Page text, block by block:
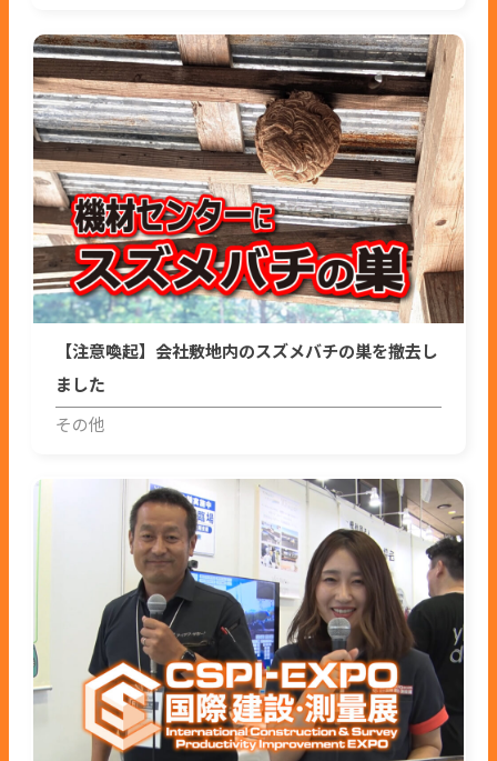
【注意喚起】会社敷地内のスズメバチの巣を撤去し
ました
その他